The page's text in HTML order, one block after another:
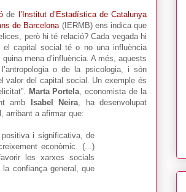
de l’Institut d’Estadística de Catalunya
de Barcelona(IERMB) ens indica que
però hi té relació? Cada vegada hi
capital social té o no una influència
mena d’influència. A més, aquests
o de la psicologia, i són
valor del capital social. Un exemple és
Marta Portela, economista de la
amb
Isabel Neira, ha desenvolupat
arribant a afirmar que:
i significativa, de
econòmic. (...)
les xarxes socials
la confiança general, que